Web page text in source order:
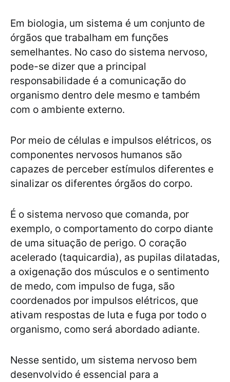
Em biologia, um sistema é um conjunto de
órgãos que trabalham em funções
semelhantes. No caso do sistema nervoso,
pode-se dizer que a principal
responsabilidade é a comunicação do
organismo dentro dele mesmo e também
com o ambiente externo.
Por meio de células e impulsos elétricos, os
componentes nervosos humanos são
capazes de perceber estímulos diferentes e
sinalizar os diferentes órgãos do corpo.
É o sistema nervoso que comanda, por
exemplo, o comportamento do corpo diante
de uma situação de perigo. O coração
acelerado (taquicardia), as pupilas dilatadas,
a oxigenação dos músculos e o sentimento
de medo, com impulso de fuga, são
coordenados por impulsos elétricos, que
ativam respostas de luta e fuga por todo o
organismo, como será abordado adiante.
Nesse sentido, um sistema nervoso bem
desenvolvido é essencial para a